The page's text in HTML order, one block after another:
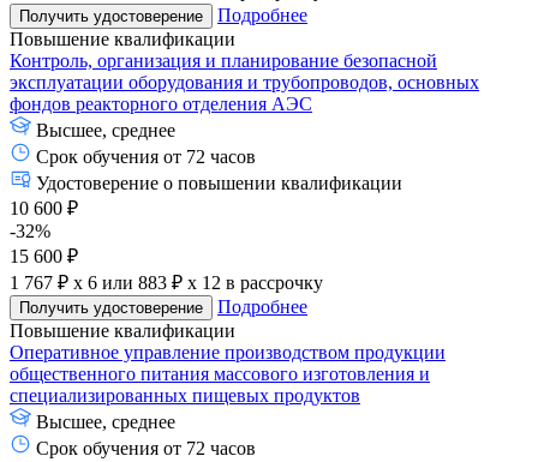
Получить удостоверение
Подробнее
Повышение квалификации
Контроль, организация и планирование безопасной
эксплуатации оборудования и трубопроводов, основных
фондов реакторного отделения АЭС
Высшее, среднее
Срок обучения от 72 часов
Удостоверение о повышении квалификации
10 600 ₽
-32%
15 600 ₽
1 767 ₽ x 6 или 883 ₽ x 12 в рассрочку
Получить удостоверение
Подробнее
Повышение квалификации
Оперативное управление производством продукции
общественного питания массового изготовления и
специализированных пищевых продуктов
Высшее, среднее
Срок обучения от 72 часов